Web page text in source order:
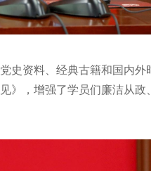
史资料、经典古籍和国内
》，增强了学员们廉洁从